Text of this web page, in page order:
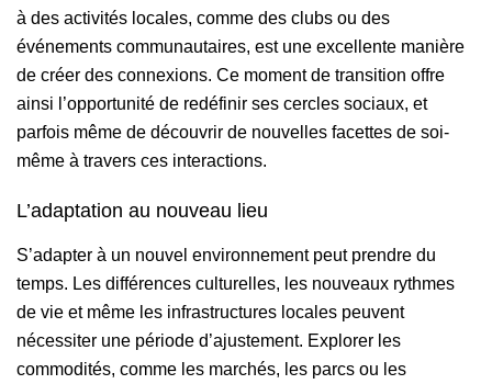
à des activités locales, comme des clubs ou des
événements communautaires, est une excellente manière
de créer des connexions. Ce moment de transition offre
ainsi l’opportunité de redéfinir ses cercles sociaux, et
parfois même de découvrir de nouvelles facettes de soi-
même à travers ces interactions.
L’adaptation au nouveau lieu
S’adapter à un nouvel environnement peut prendre du
temps. Les différences culturelles, les nouveaux rythmes
de vie et même les infrastructures locales peuvent
nécessiter une période d’ajustement. Explorer les
commodités, comme les marchés, les parcs ou les